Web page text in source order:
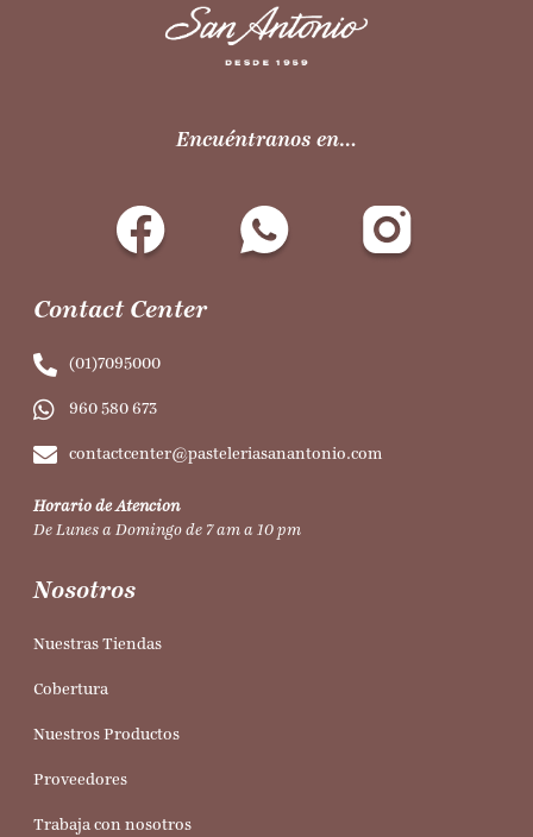
Encuéntranos en…
Contact Center
(01)7095000
960 580 673
contactcenter@pasteleriasanantonio.com
Horario de Atencion
De Lunes a Domingo de 7 am a 10 pm
Nosotros
Nuestras Tiendas
Cobertura
Nuestros Productos
Proveedores
Trabaja con nosotros